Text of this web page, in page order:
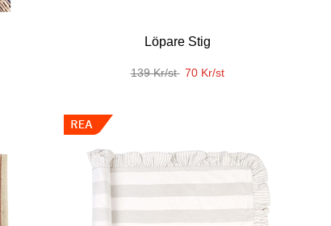
Löpare Stig
139 Kr/st 70 Kr/st